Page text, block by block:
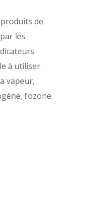
de
les
à utiliser
vapeur,
l’ozone